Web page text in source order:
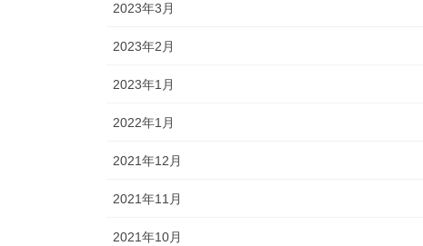
2023年3月
2023年2月
2023年1月
2022年1月
2021年12月
2021年11月
2021年10月